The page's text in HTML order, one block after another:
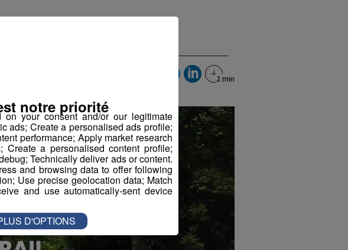
your consent and/or our legitimate
ads; Create a personalised ads profile;
performance; Apply market research
a personalised content profile;
Technically deliver ads or content.
and browsing data to offer following
Use precise geolocation data; Match
and use automatically-sent device
notre priorité
D'OPTIONS